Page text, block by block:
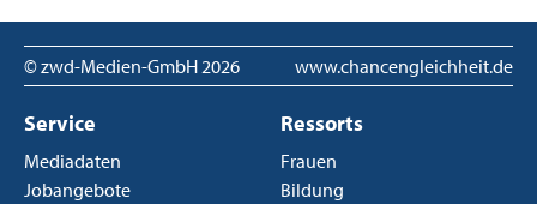
© zwd-Medien-GmbH 2026 www.chancengleichheit.de
Service
Mediadaten
Jobangebote
Ressorts
Frauen
Bildung